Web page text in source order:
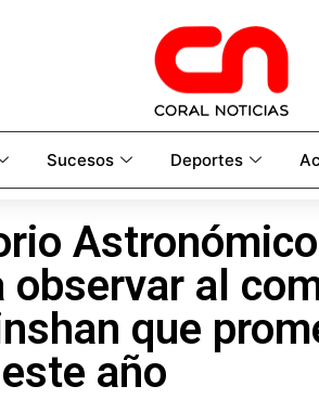
Sucesos Deportes
observar al
que
año